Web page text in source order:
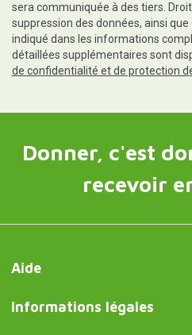
sera communiquée à des tiers.
suppression des données, ainsi
indiqué dans les informations
détaillées supplémentaires sont
de confidentialité et de protection
Donner, c'est
recevoir
Aide
Informations légales